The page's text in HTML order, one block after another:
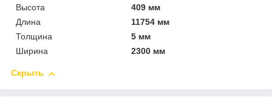
Высота
409 мм
Длина
11754 мм
Толщина
5 мм
Ширина
2300 мм
Скрыть